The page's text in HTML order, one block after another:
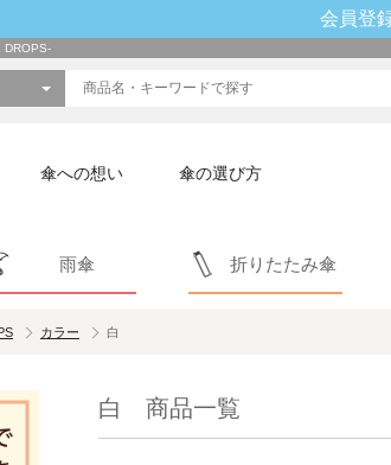
会員登
DROPS-
傘への想い 傘の選び方
雨傘 折りたたみ傘
カラー 白
白 商品一覧